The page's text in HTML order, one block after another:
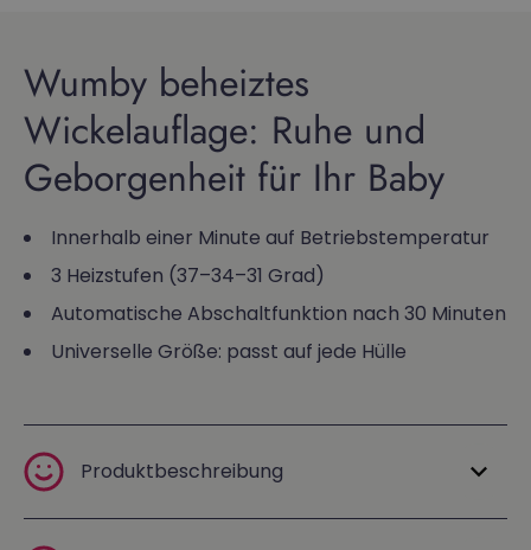
Wumby beheiztes
Wickelauflage: Ruhe und
Geborgenheit für Ihr Baby
Innerhalb einer Minute auf Betriebstemperatur
3 Heizstufen (37–34–31 Grad)
Automatische Abschaltfunktion nach 30 Minuten
Universelle Größe: passt auf jede Hülle
Produktbeschreibung